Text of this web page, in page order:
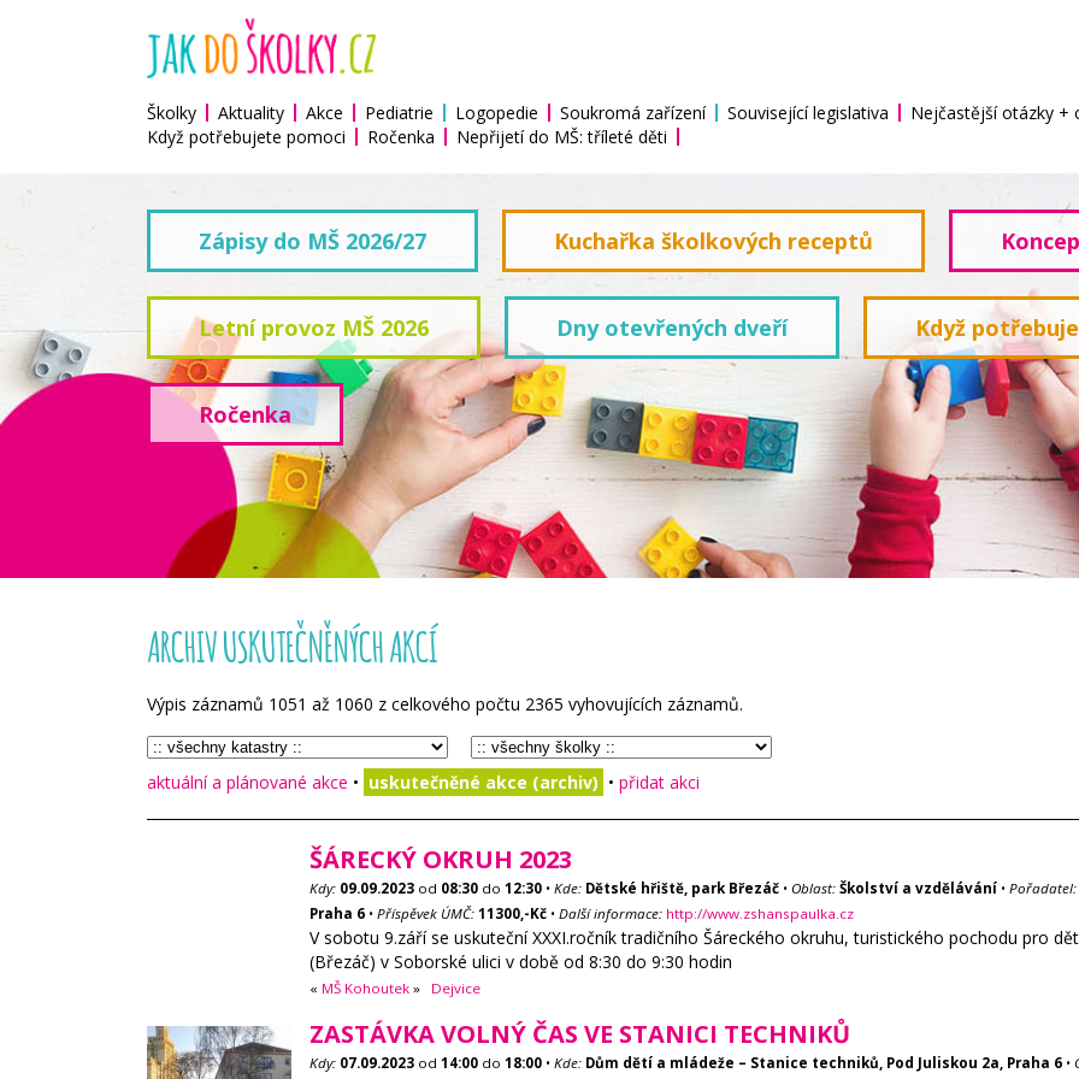
Školky Aktuality Akce Pediatrie Logopedie Soukromá zařízení Související legislativa
Nejčastější otázky +
Když potřebujete pomoci
Ročenka Nepřijetí do MŠ: tříleté děti
Zápisy do MŠ 2026/27 Kuchařka školkových receptů
Letní provoz MŠ 2026 Dny otevřených dveří Když
Ročenka
ARCHIV USKUTEČNĚNÝCH AKCÍ
Výpis záznamů 1051 až 1060 z celkového počtu 2365 vyhovujících záznamů.
aktuální a plánované akce • uskutečněné akce (archiv) • přidat akci
ŠÁRECKÝ OKRUH 2023
Kdy: 09.09.2023 od 08:30 do 12:30 • Kde: Dětské hřiště, park Březáč • Oblast: Školství a vzdělávání • Pořadatel:
Praha 6 • Příspěvek ÚMČ: 11300,-Kč • Další informace: http://www.zshanspaulka.cz
V sobotu 9.září se uskuteční XXXI.ročník tradičního Šáreckého okruhu, turistického pochodu pro
(Březáč) v Soborské ulici v době od 8:30 do 9:30 hodin
« MŠ Kohoutek » Dejvice
ZASTÁVKA VOLNÝ ČAS VE STANICI TECHNIKŮ
Kdy: 07.09.2023 od 14:00 do 18:00 • Kde: Dům dětí a mládeže – Stanice techniků, Pod Juliskou 2a, Praha 6 •